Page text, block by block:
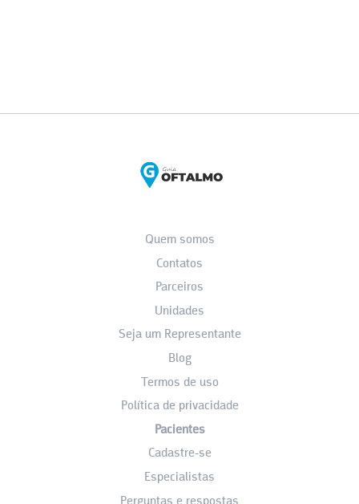
Quem somos
Contatos
Parceiros
Unidades
Seja um Representante
Blog
Termos de uso
Política de privacidade
Pacientes
Cadastre-se
Especialistas
Perguntas e respostas